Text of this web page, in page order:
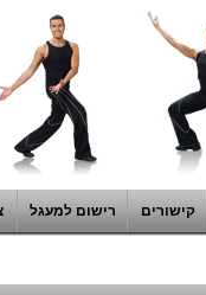
קישורים רישום למעגל